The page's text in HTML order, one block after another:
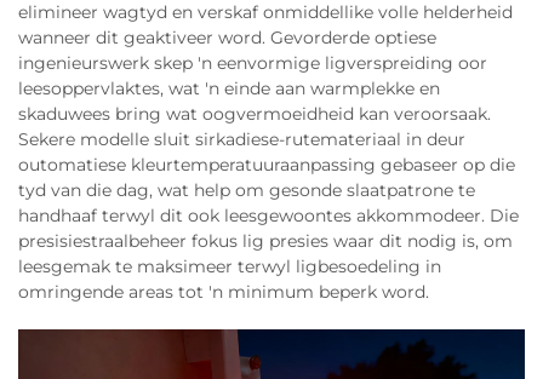
elimineer wagtyd en verskaf onmiddellike volle helderheid
wanneer dit geaktiveer word. Gevorderde optiese
ingenieurswerk skep 'n eenvormige ligverspreiding oor
leesoppervlaktes, wat 'n einde aan warmplekke en
skaduwees bring wat oogvermoeidheid kan veroorsaak.
Sekere modelle sluit sirkadiese-rutemateriaal in deur
outomatiese kleurtemperatuuraanpassing gebaseer op die
tyd van die dag, wat help om gesonde slaatpatrone te
handhaaf terwyl dit ook leesgewoontes akkommodeer. Die
presisiestraalbeheer fokus lig presies waar dit nodig is, om
leesgemak te maksimeer terwyl ligbesoedeling in
omringende areas tot 'n minimum beperk word.